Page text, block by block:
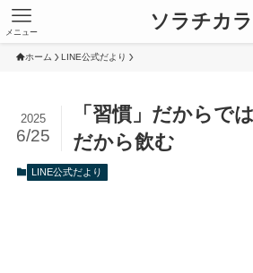
ソラチカラ
メニュー
ホーム LINE公式だより
「習慣」だからで
だから飲む
2025
6/25
LINE公式だより